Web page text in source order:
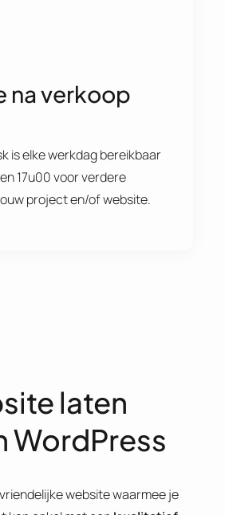
na verkoop
is elke werkdag bereikbaar
17u00 voor verdere
project en/of website.
laten
WordPress
website waarmee je